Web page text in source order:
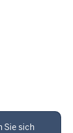
Sie sich